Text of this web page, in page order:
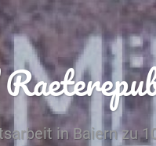
in Baiern zu